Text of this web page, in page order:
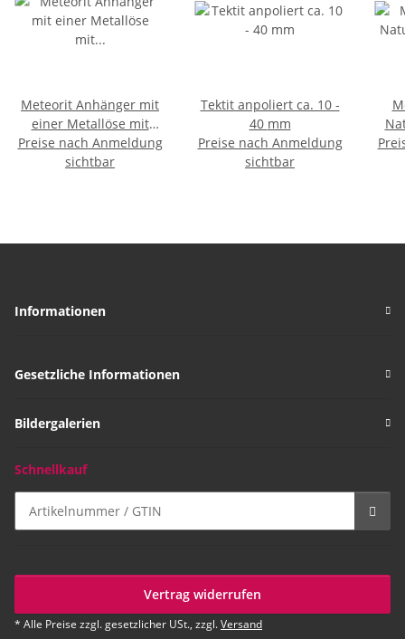
Meteorit Anhänger mit
einer Metallöse mit
Echtheitszertifikat ca. 20
-22 mm, ca. 8 - 10 g
Preise nach Anmeldung
sichtbar
Tektit anpoliert ca. 10 -
40 mm
Preise nach Anmeldung
sichtbar
Informationen
Gesetzliche Informationen
Bildergalerien
Schnellkauf
Vertrag widerrufen
* Alle Preise zzgl. gesetzlicher USt., zzgl.Versand